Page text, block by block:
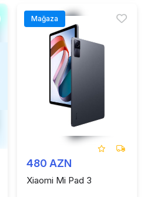
Mağaza
480 AZN
Xiaomi Mi Pad 3